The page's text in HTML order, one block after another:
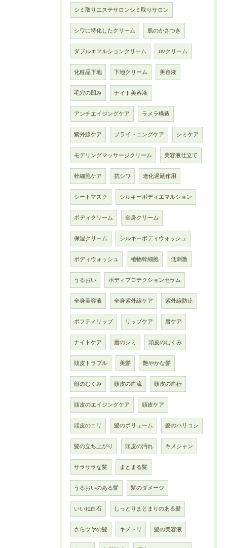
シミ取りエステサロンシミ取りサロン
シワに特化したクリーム 肌のかさつき
ダブルエマルションクリーム uvクリーム
化粧品下地 下地クリーム 美容液
毛穴の凹み ナイト美容液
アンチエイジングケア ラメラ構造
紫外線ケア ブライトニングケア シミケア
モデリングマッサージクリーム 美容液仕立て
幹細胞ケア 抗シワ 老化遅延作用
シートマスク シルキーボディエマルション
ボディクリーム 全身クリーム
保湿クリーム シルキーボディウォッシュ
ボディウォッシュ 植物幹細胞 低刺激
うるおい ボディプロテクションセラム
全身美容液 全身紫外線ケア 紫外線防止
ポフティリップ リップケア 唇ケア
ナイトケア 唇のシミ 頭皮のむくみ
頭皮トラブル 美髪 艶やかな髪
顔のむくみ 頭皮の血流 頭皮の血行
頭皮のエイジングケア 頭皮ケア
頭皮のコリ 髪のボリューム 髪のハリコシ
髪の立ち上がり 頭皮の汚れ キメシャン
サラサラな髪 まとまる髪
うるおいのある髪 髪のダメージ
いいね白石 しっとりまとまりのある髪
さらツヤの髪 キメトリ 髪の美容液